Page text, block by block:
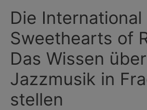
Die International
Sweethearts of
Das Wissen über
Jazzmusik in
stellen